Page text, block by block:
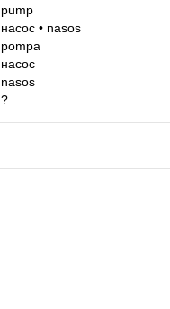
pump
насос • nasos
pompa
насос
nasos
?